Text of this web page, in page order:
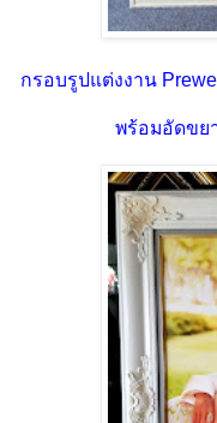
กรอบรูปแต่งงาน
พร้อมอัดขย